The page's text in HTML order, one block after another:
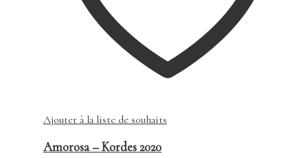
Ajouter à la liste de souhaits
Amorosa – Kordes 2020